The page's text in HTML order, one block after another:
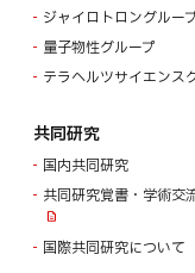
ジャイロトロングルー
量子物性グループ
テラヘルツサイエンス
共同研究
国内共同研究
共同研究覚書・学術交
国際共同研究について